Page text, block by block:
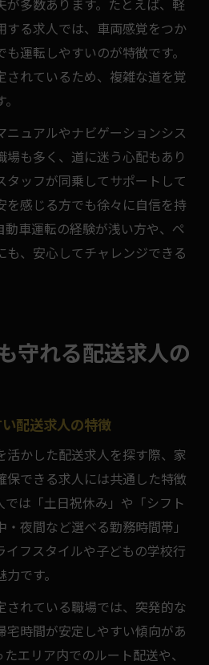
する求人では、車両感覚をつか
運転しやすいのが特徴です。
されているため、複雑な道を覚
ニュアルやナビゲーションシス
も多く、道に迷う心配もあり
タッフが同乗してサポートして
を感じる方でも徐々に自信を持
車運転の経験が浅い方や、ペ
も、安心してチャレンジできる
守れる配送求人の
配送求人の特徴
活かした配送求人を探す際、家
保できる求人には共通した特徴
は「土日祝休み」や「シフト
夜間など選べる勤務時間帯」
イフスタイルや子どもの学校行
です。
されている職場では、突発的な
宅時間が安定しやすい傾向があ
エリア内でのルート配送や、